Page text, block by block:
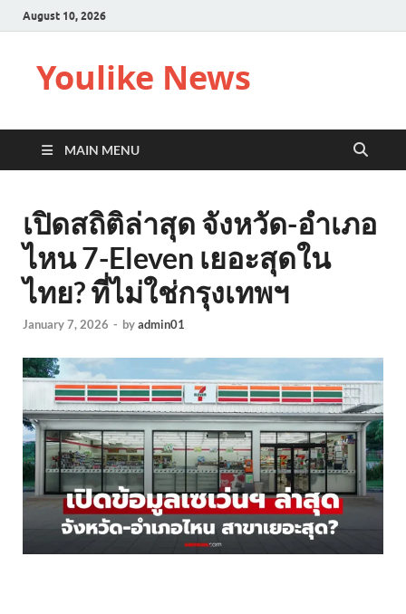
August 10, 2026
Youlike News
MAIN MENU
เปิดสถิติล่าสุด จังหวัด-อำเภอ
ไหน 7-Eleven เยอะสุดใน
ไทย? ที่ไม่ใช่กรุงเทพฯ
January 7, 2026 - byadmin01